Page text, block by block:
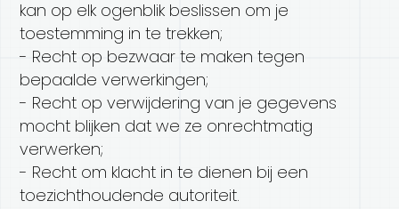
kan op elk ogenblik beslissen om je
toestemming in te trekken;
- Recht op bezwaar te maken tegen
bepaalde verwerkingen;
- Recht op verwijdering van je gegevens
mocht blijken dat we ze onrechtmatig
verwerken;
- Recht om klacht in te dienen bij een
toezichthoudende autoriteit.